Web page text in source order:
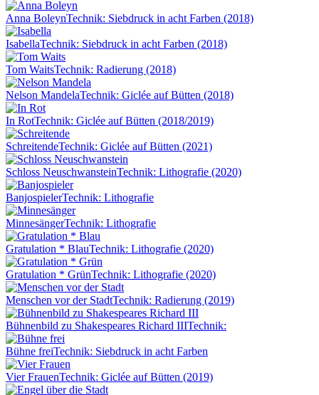
Anna BoleynTechnik: Siebdruck in acht Farben (2018)
IsabellaTechnik: Siebdruck in acht Farben (2018)
Tom WaitsTechnik: Radierung (2018)
Nelson MandelaTechnik: Giclée auf Bütten (2018)
In RotTechnik: Giclée auf Bütten (2018/2019)
SchreitendeTechnik: Giclée auf Bütten (2021)
Schloss NeuschwansteinTechnik: Lithografie (2020)
BanjospielerTechnik: Lithografie
MinnesängerTechnik: Lithografie
Gratulation * BlauTechnik: Lithografie (2020)
Gratulation * GrünTechnik: Lithografie (2020)
Menschen vor der StadtTechnik: Radierung (2019)
Bühnenbild zu Shakespeares Richard IIITechnik:
Bühne freiTechnik: Siebdruck in acht Farben
Vier FrauenTechnik: Giclée auf Bütten (2019)